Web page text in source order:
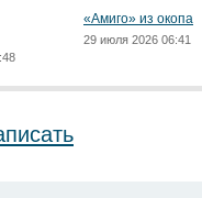
«Амиго» из окопа
29 июля 2026 06:41